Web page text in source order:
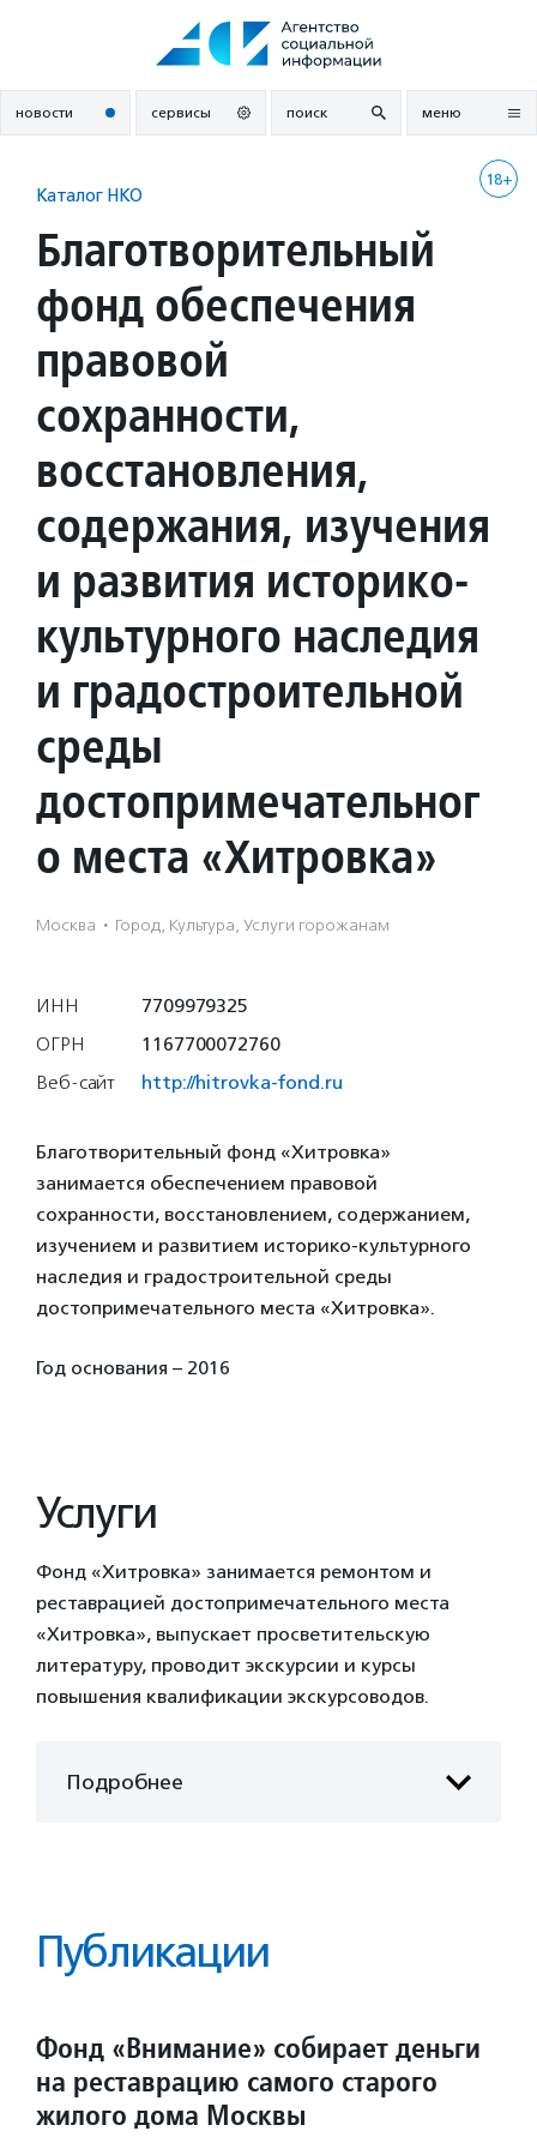
новости сервисы поиск меню
18+
Каталог НКО
Благотворительный
фонд обеспечения
правовой
сохранности,
восстановления,
содержания, изучения
и развития историко-
культурного наследия
и градостроительной
среды
достопримечательног
о места «Хитровка»
Москва · Город, Культура, Услуги горожанам
ИНН
7709979325
ОГРН
1167700072760
Веб-сайт
http://hitrovka-fond.ru
Благотворительный фонд «Хитровка»
занимается обеспечением правовой
сохранности, восстановлением, содержанием,
изучением и развитием историко-культурного
наследия и градостроительной среды
достопримечательного места «Хитровка».
Год основания – 2016
Услуги
Фонд «Хитровка» занимается ремонтом и
реставрацией достопримечательного места
«Хитровка», выпускает просветительскую
литературу, проводит экскурсии и курсы
повышения квалификации экскурсоводов.
Подробнее
Публикации
Фонд «Внимание» собирает деньги
на реставрацию самого старого
жилого дома Москвы